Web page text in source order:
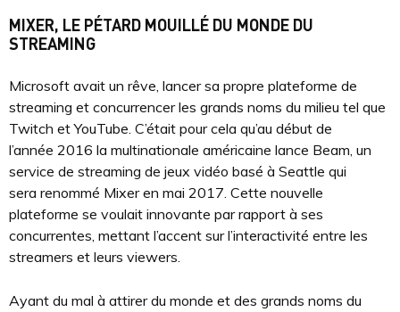
MIXER, LE PÉTARD MOUILLÉ DU MONDE DU
STREAMING
Microsoft avait un rêve, lancer sa propre plateforme de
streaming et concurrencer les grands noms du milieu tel que
Twitch et YouTube. C’était pour cela qu’au début de
l’année 2016 la multinationale américaine lance Beam, un
service de streaming de jeux vidéo basé à Seattle qui
sera renommé Mixer en mai 2017. Cette nouvelle
plateforme se voulait innovante par rapport à ses
concurrentes, mettant l’accent sur l’interactivité entre les
streamers et leurs viewers.
Ayant du mal à attirer du monde et des grands noms du